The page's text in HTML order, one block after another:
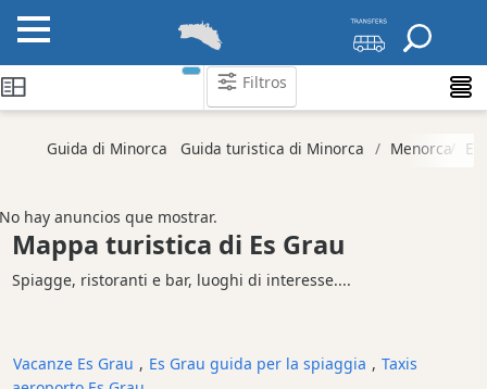
Categorie
Società
di
attività
Tour
Parchi
Guida di Minorca Guida turistica di Minorca Menorca
No hay anuncios que mostrar.
Mappa turistica di Es Grau
Spiagge, ristoranti e bar, luoghi di interesse....
Vacanze Es Grau , Es Grau guida per la spiaggia , Taxis
Filtros